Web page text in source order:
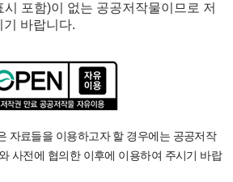
포함)이 없는 공공저작물이므로 저
바랍니다.
자료들을 이용하고자 할 경우에는 공공저작
사전에 협의한 이후에 이용하여 주시기 바랍